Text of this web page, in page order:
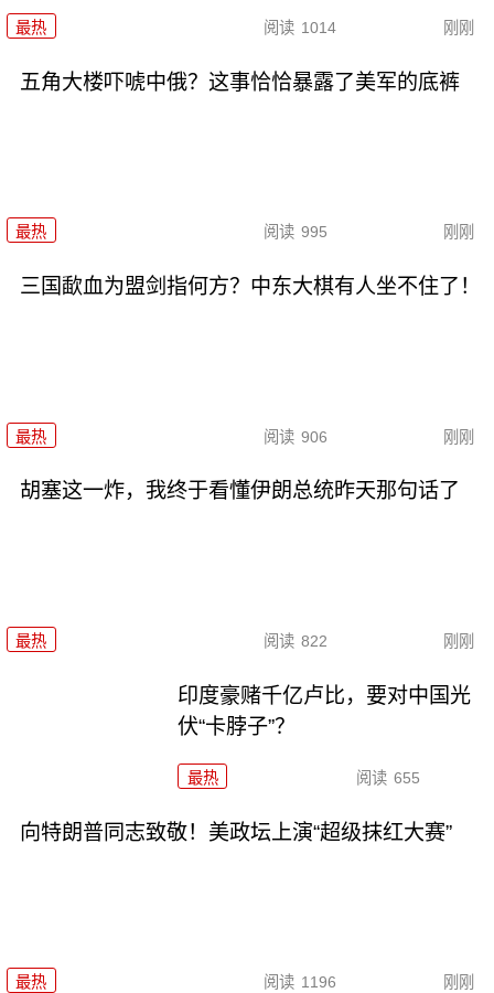
最热 阅读 1014 刚刚
五角大楼吓唬中俄？这事恰恰暴露了美军的底裤
最热 阅读 995 刚刚
三国歃血为盟剑指何方？中东大棋有人坐不住了！
最热 阅读 906 刚刚
胡塞这一炸，我终于看懂伊朗总统昨天那句话了
最热 阅读 822 刚刚
印度豪赌千亿卢比，要对中国光
伏“卡脖子”？
最热 阅读 655
向特朗普同志致敬！美政坛上演“超级抹红大赛”
最热 阅读 1196 刚刚